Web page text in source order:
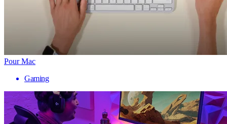
Pour Mac
Gaming